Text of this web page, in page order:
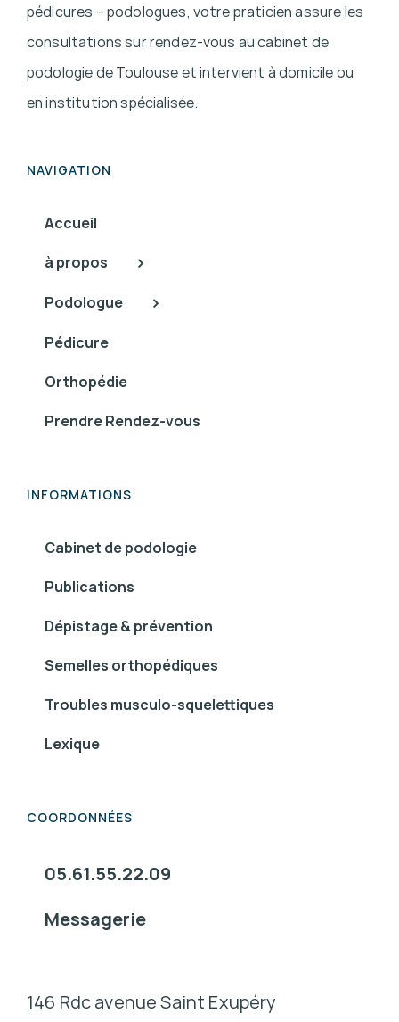
pédicures – podologues, votre praticien assure les
consultations sur rendez-vous au cabinet de
podologie de Toulouse et intervient à domicile ou
en institution spécialisée.
NAVIGATION
Accueil
à propos
Podologue
Pédicure
Orthopédie
Prendre Rendez-vous
INFORMATIONS
Cabinet de podologie
Publications
Dépistage & prévention
Semelles orthopédiques
Troubles musculo-squelettiques
Lexique
COORDONNÉES
05.61.55.22.09
Messagerie
146 Rdc avenue Saint Exupéry